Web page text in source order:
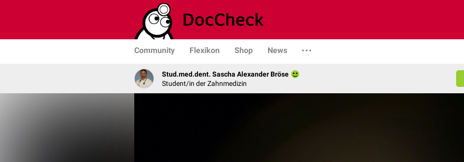
Community Flexikon Shop News
Stud.med.dent. Sascha Alexander Bröse
Student/in der Zahnmedizin